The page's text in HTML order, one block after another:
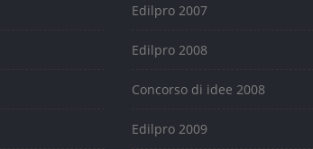
Edilpro 2007
Edilpro 2008
Concorso di idee 2008
Edilpro 2009